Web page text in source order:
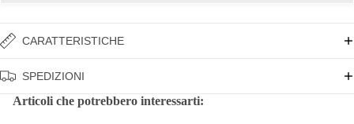
CARATTERISTICHE
SPEDIZIONI
Articoli che potrebbero interessarti: